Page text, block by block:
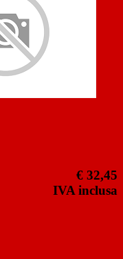
€ 32,45
IVA inclusa